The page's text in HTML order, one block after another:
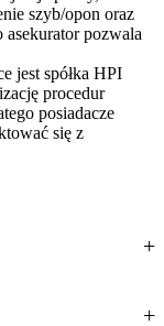
szyb/opon oraz
pozwala
jest spółka HPI
procedur
posiadacze
się z